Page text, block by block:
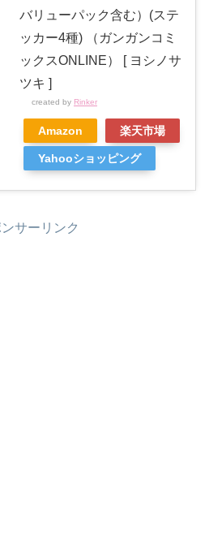
バリューパック含む）(ステ
ッカー4種) （ガンガンコミ
ックスONLINE） [ ヨシノサ
ツキ ]
created by Rinker
Amazon 楽天市場
Yahooショッピング
サーリンク